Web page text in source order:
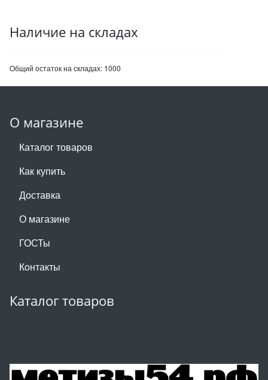
Наличие на складах
Общий остаток на складах: 1000
О магазине
Каталог товаров
Как купить
Доставка
О магазине
ГОСТы
Контакты
Каталог товаров